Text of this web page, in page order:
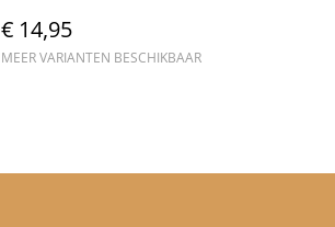
€ 14,95
MEER VARIANTEN BESCHIKBAAR